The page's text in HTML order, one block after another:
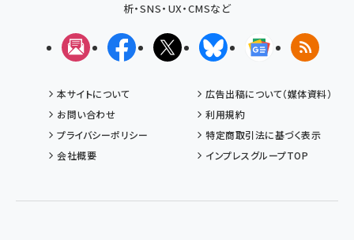
析・SNS・UX・CMSなど
メルマガFacebookX(エックス)BlueskyGoogleニュ
RSS
本サイトについて
広告出稿について（媒体資料）
お問い合わせ
利用規約
プライバシーポリシー
特定商取引法に基づく表示
会社概要
インプレスグループTOP